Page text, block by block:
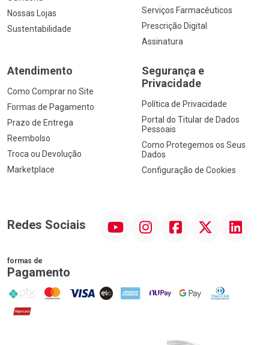
Nossas Lojas
Sustentabilidade
Serviços Farmacêuticos
Prescrição Digital
Assinatura
Atendimento
Como Comprar no Site
Formas de Pagamento
Prazo de Entrega
Reembolso
Troca ou Devolução
Marketplace
Segurança e
Privacidade
Política de Privacidade
Portal do Titular de Dados
Pessoais
Como Protegemos os Seus
Dados
Configuração de Cookies
Redes Sociais InstagramFacebook Linkedin
formas de
Pagamento
PIX MasterCard
VISA ELO AMEX NuPay Google PayDiners Club
Hipercard